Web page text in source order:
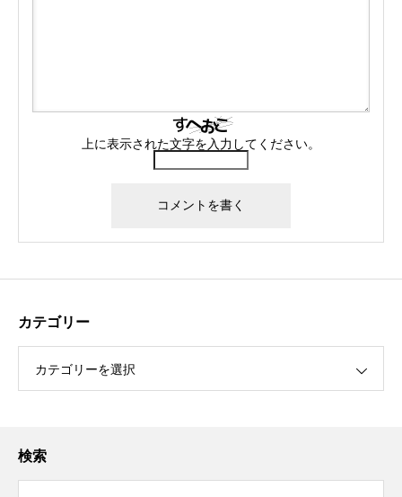
上に表示された文字を入力してください。
カテゴリー
カテゴリーを選択
検索